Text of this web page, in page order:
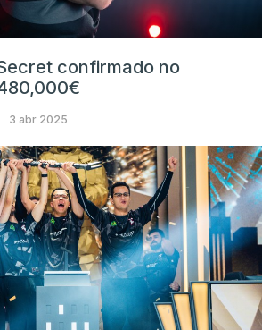
confirmado no
3 abr 2025